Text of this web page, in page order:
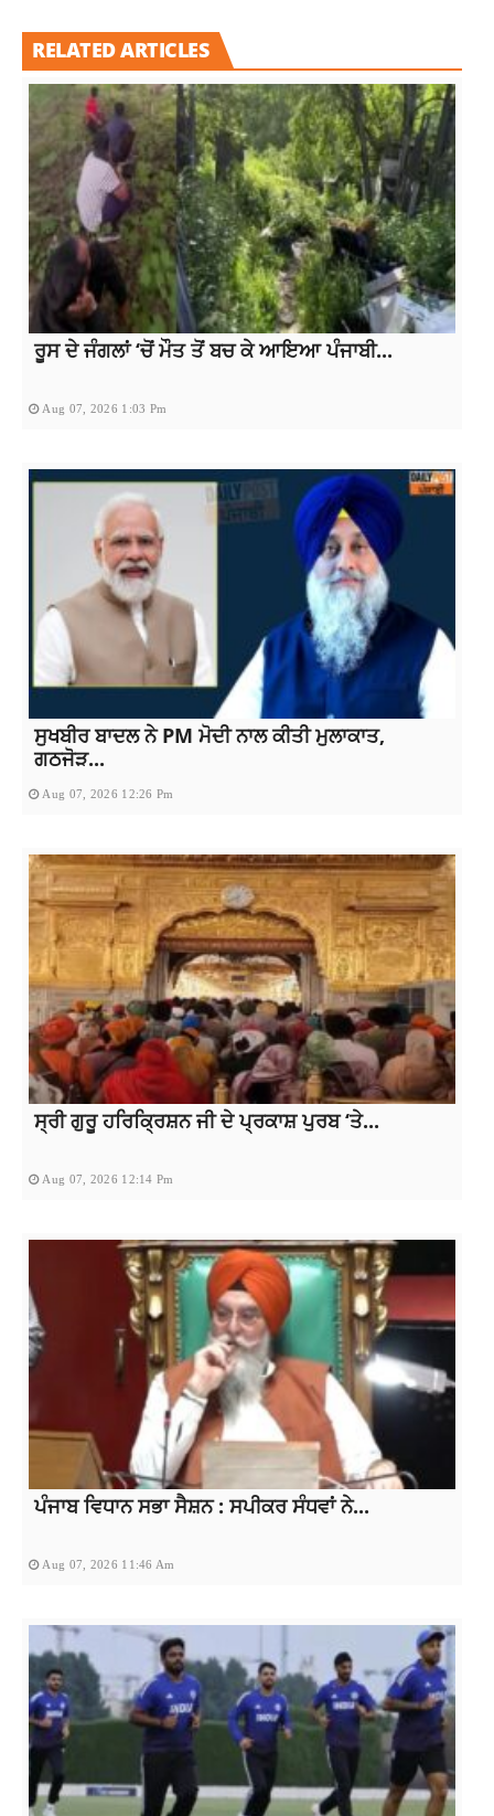
RELATED ARTICLES
ਰੂਸ ਦੇ ਜੰਗਲਾਂ ‘ਚੋਂ ਮੌਤ ਤੋਂ ਬਚ ਕੇ ਆਇਆ ਪੰਜਾਬੀ...
Aug 07, 2026 1:03 Pm
ਸੁਖਬੀਰ ਬਾਦਲ ਨੇ PM ਮੋਦੀ ਨਾਲ ਕੀਤੀ ਮੁਲਾਕਾਤ,
ਗਠਜੋੜ...
Aug 07, 2026 12:26 Pm
ਸ੍ਰੀ ਗੁਰੂ ਹਰਿਕ੍ਰਿਸ਼ਨ ਜੀ ਦੇ ਪ੍ਰਕਾਸ਼ ਪੁਰਬ ‘ਤੇ...
Aug 07, 2026 12:14 Pm
ਪੰਜਾਬ ਵਿਧਾਨ ਸਭਾ ਸੈਸ਼ਨ : ਸਪੀਕਰ ਸੰਧਵਾਂ ਨੇ...
Aug 07, 2026 11:46 Am